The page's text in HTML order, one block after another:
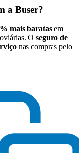
a Buser?
mais baratas em
O seguro de
nas compras pelo